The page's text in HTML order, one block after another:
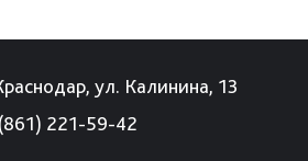
ул. Калинина, 13
221-59-42